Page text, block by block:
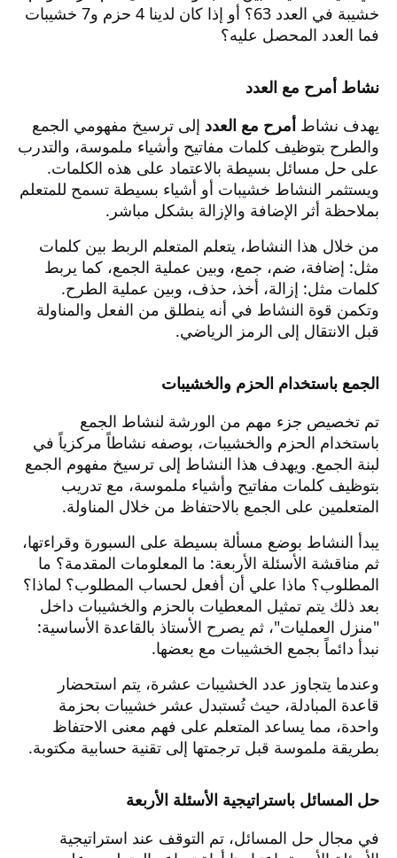
خشيبة في العدد 63؟ أو إذا كان لدينا 4 حزم و7 خشيبات
فما العدد المحصل عليه؟
نشاط أمرح مع العدد
يهدف نشاط أمرح مع العدد إلى ترسيخ مفهومي الجمع
والطرح بتوظيف كلمات مفاتيح وأشياء ملموسة، والتدرب
على حل مسائل بسيطة بالاعتماد على هذه الكلمات.
ويستثمر النشاط خشيبات أو أشياء بسيطة تسمح للمتعلم
بملاحظة أثر الإضافة والإزالة بشكل مباشر.
من خلال هذا النشاط، يتعلم المتعلم الربط بين كلمات
مثل: إضافة، ضم، جمع، وبين عملية الجمع، كما يربط
كلمات مثل: إزالة، أخذ، حذف، وبين عملية الطرح.
وتكمن قوة النشاط في أنه ينطلق من الفعل والمناولة
قبل الانتقال إلى الرمز الرياضي.
الجمع باستخدام الحزم والخشيبات
تم تخصيص جزء مهم من الورشة لنشاط الجمع
باستخدام الحزم والخشيبات، بوصفه نشاطاً مركزياً في
لبنة الجمع. ويهدف هذا النشاط إلى ترسيخ مفهوم الجمع
بتوظيف كلمات مفاتيح وأشياء ملموسة، مع تدريب
المتعلمين على الجمع بالاحتفاظ من خلال المناولة.
يبدأ النشاط بوضع مسألة بسيطة على السبورة وقراءتها،
ثم مناقشة الأسئلة الأربعة: ما المعلومات المقدمة؟ ما
المطلوب؟ ماذا علي أن أفعل لحساب المطلوب؟ لماذا؟
بعد ذلك يتم تمثيل المعطيات بالحزم والخشيبات داخل
"منزل العمليات"، ثم يصرح الأستاذ بالقاعدة الأساسية:
نبدأ دائماً بجمع الخشيبات مع بعضها.
وعندما يتجاوز عدد الخشيبات عشرة، يتم استحضار
قاعدة المبادلة، حيث تُستبدل عشر خشيبات بحزمة
واحدة، مما يساعد المتعلم على فهم معنى الاحتفاظ
بطريقة ملموسة قبل ترجمتها إلى تقنية حسابية مكتوبة.
حل المسائل باستراتيجية الأسئلة الأربعة
في مجال حل المسائل، تم التوقف عند استراتيجية